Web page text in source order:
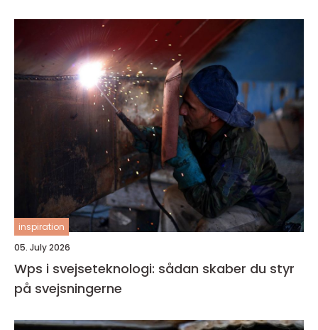
inspiration
05. July 2026
Wps i svejseteknologi: sådan skaber du styr
på svejsningerne